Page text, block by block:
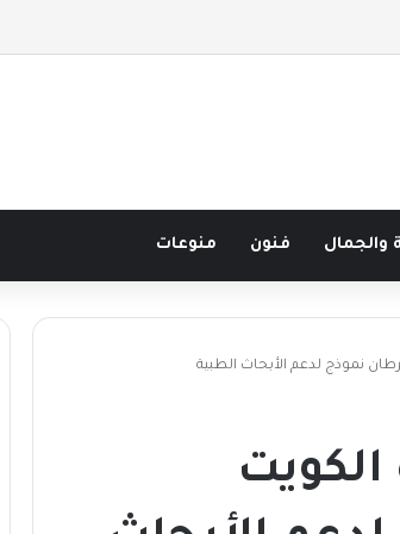
مع غسان المزيدي
والجمال فنون منوعات
نموذج لدعم الأبحاث الطبية